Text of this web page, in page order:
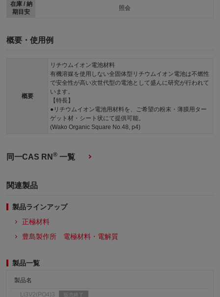
在庫 / 納
期目安
照会
概要・使用例
概要
リチウムイオン電池材料
有機溶媒を使用しない全固体型リチウムイオン電池は不燃性
で安全性が高い次世代型の電池として盛んに研究が行われて
います。
【特長】
●リチウムイオン電池用材料を、ご希望の粉末・薄膜用ター
ゲット材・シート状にて提供可能。
(Wako Organic Square No.48, p4)
同一CAS RN® 一覧
関連製品
製品ラインアップ
正極材料
豊島製作所 電極材料・電解質
製品一覧
製品名
Li3V2(PO4)3 販売終了